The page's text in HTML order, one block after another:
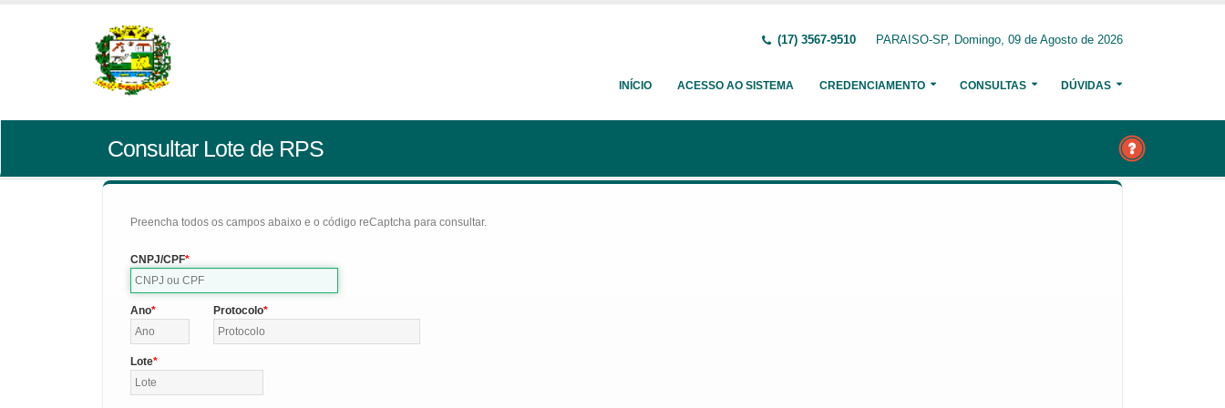
(17) 3567-9510 PARAISO-SP, Domingo, 09 de Agosto de 2026
INÍCIO ACESSO AO SISTEMA CREDENCIAMENTO CONSULTAS DÚVIDAS
Consultar Lote de RPS
Preencha todos os campos abaixo e o código reCaptcha para consultar.
CNPJ/CPF
Ano Protocolo
Lote